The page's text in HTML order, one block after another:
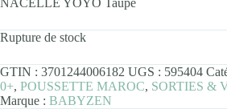
initial
4
MAD.
actuel
3
MAD.
NACELLE YOYO Taupe
Rupture de stock
GTIN : 3701244006182 UGS : 595404
0+, POUSSETTE MAROC, SORTIES &
Marque : BABYZEN